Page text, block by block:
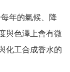
年的氣候、降
與色澤上會有微
化工合成香水的